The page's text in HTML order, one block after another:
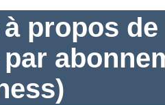
propos